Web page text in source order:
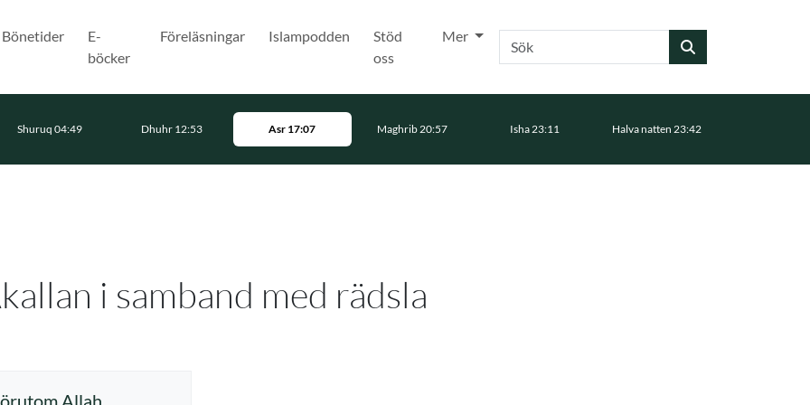
Bönetider
E-
böcker
Föreläsningar Islampodden
Stöd
oss
Mer Sök
Shuruq 04:49 Dhuhr 12:53 Asr 17:07 Maghrib 20:57 Isha 23:11 Halva natten 23:42
i samband med rädsla
Allah